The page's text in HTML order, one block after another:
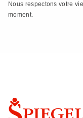
Nous respectons votre
moment.